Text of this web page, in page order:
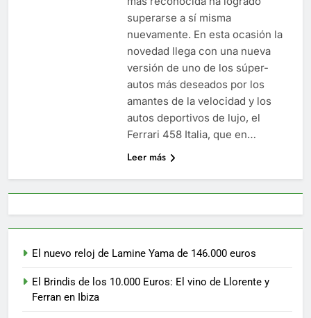
superarse a sí misma
nuevamente. En esta ocasión la
novedad llega con una nueva
versión de uno de los súper-
autos más deseados por los
amantes de la velocidad y los
autos deportivos de lujo, el
Ferrari 458 Italia, que en…
Leer más
El nuevo reloj de Lamine Yama de 146.000 euros
El Brindis de los 10.000 Euros: El vino de Llorente y
Ferran en Ibiza